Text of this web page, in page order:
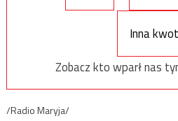
Inna
Zobacz kto wparł nas
/Radio Maryja/